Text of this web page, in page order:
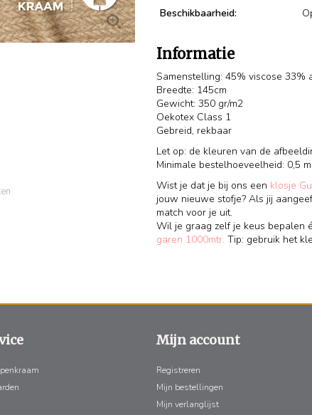
Beschikbaarheid:
Informatie
Samenstelling: 45% viscose 33%
Breedte: 145cm
Gewicht: 350 gr/m2
Oekotex Class 1
Gebreid, rekbaar
Let op: de kleuren van de
Minimale bestelhoeveelheid: 0,5
Wist je dat je bij ons een klosje
jouw nieuwe stofje? Als jij
match voor je uit.
Wil je graag zelf je keus bepalen
garen 1000mtr. Tip: gebruik het
Mijn account
Registreren
Mijn bestellingen
Mijn verlanglijst